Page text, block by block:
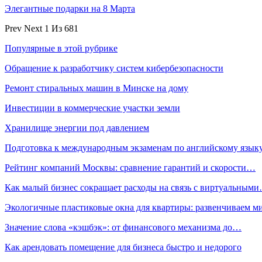
Элегантные подарки на 8 Марта
Prev Next 1 Из 681
Популярные в этой рубрике
Обращение к разработчику систем кибербезопасности
Ремонт стиральных машин в Минске на дому
Инвестиции в коммерческие участки земли
Хранилище энергии под давлением
Подготовка к международным экзаменам по английскому
Рейтинг компаний Москвы: сравнение гарантий и скорости…
Как малый бизнес сокращает расходы на связь с
Экологичные пластиковые окна для квартиры: развенчиваем
Значение слова «кэшбэк»: от финансового механизма до…
Как арендовать помещение для бизнеса быстро и недорого